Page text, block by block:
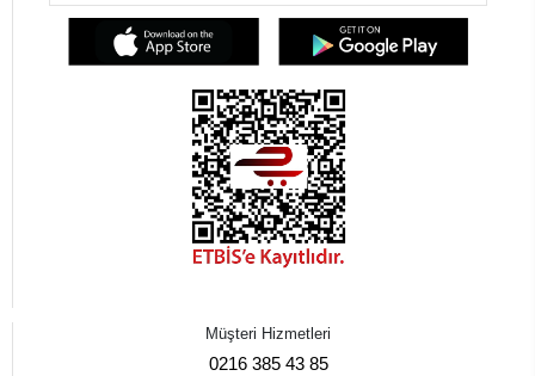
Müşteri Hizmetleri
0216 385 43 85